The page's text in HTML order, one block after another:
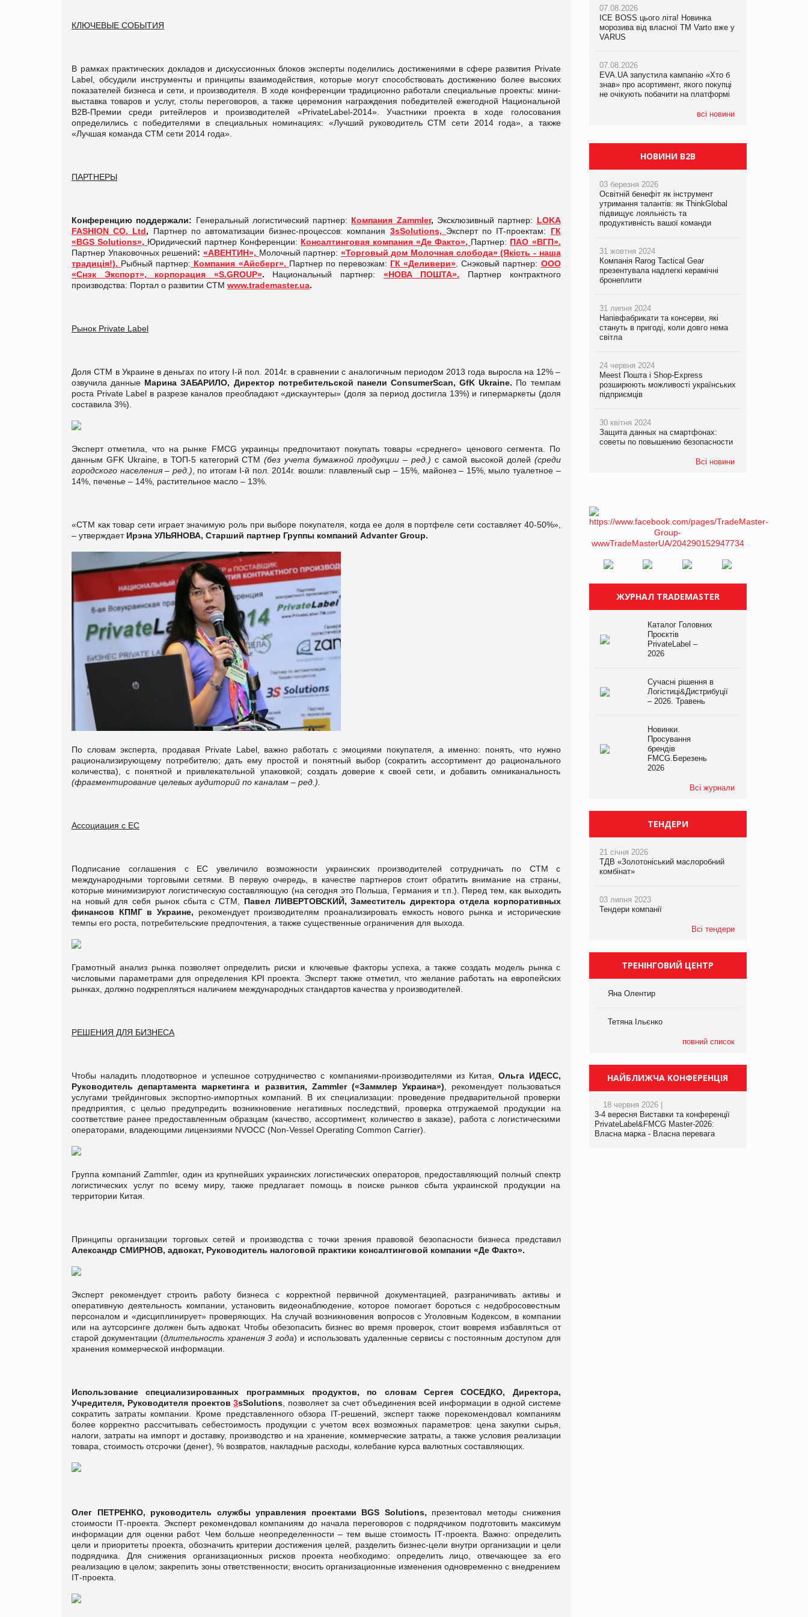
КЛЮЧЕВЫЕ СОБЫТИЯ
В рамках практических докладов и дискуссионных блоков эксперты поделились достижениями в сфере развития Private
Label, обсудили инструменты и принципы взаимодействия, которые могут способствовать достижению более высоких
показателей бизнеса и сети, и производителя. В ходе конференции традиционно работали специальные проекты: мини-
выставка товаров и услуг, столы переговоров, а также церемония награждения победителей ежегодной Национальной
В2В-Премии среди ритейлеров и производителей «PrivateLabel-2014». Участники проекта в ходе голосования
определились с победителями в специальных номинациях: «Лучший руководитель СТМ сети 2014 года», а также
«Лучшая команда СТМ сети 2014 года».
ПАРТНЕРЫ
Конференцию поддержали: Генеральный логистический партнер: Компания Zammler, Эксклюзивный партнер: LOKA
FASHION CO. Ltd, Партнер по автоматизации бизнес-процессов: компания 3sSolutions, Эксперт по IT-проектам: ГК
«BGS Solutions», Юридический партнер Конференции: Консалтинговая компания «Де Факто», Партнер: ПАО «ВГП».
Партнер Упаковочных решений: «АВЕНТИН», Молочный партнер: «Торговый дом Молочная слобода» (Якість - наша
традиція!). Рыбный партнер: Компания «Айсберг». Партнер по перевозкам: ГК «Деливери» . Снэковый партнер: ООО
«Снэк Экспорт», корпорация «S.GROUP». Национальный партнер: «НОВА ПОШТА». Партнер контрактного
производства: Портал о развитии СТМ www.trademaster.ua.
Рынок Private Label
Доля СТМ в Украине в деньгах по итогу I-й пол. 2014г. в сравнении с аналогичным периодом 2013 года выросла на 12% –
озвучила данные Марина ЗАБАРИЛО, Директор потребительской панели ConsumerScan, GfK Ukraine. По темпам
роста Private Label в разрезе каналов преобладают «дискаунтеры» (доля за период достигла 13%) и гипермаркеты (доля
составила 3%).
Эксперт отметила, что на рынке FMCG украинцы предпочитают покупать товары «среднего» ценового сегмента. По
данным GFK Ukraine, в ТОП-5 категорий СТМ(без учета бумажной продукции – ред.) с самой высокой долей (среди
городского населения – ред.) , по итогам I-й пол. 2014г. вошли: плавленый сыр – 15%, майонез – 15%, мыло туалетное –
14%, печенье – 14%, растительное масло – 13%.
«СТМ как товар сети играет значимую роль при выборе покупателя, когда ее доля в портфеле сети составляет 40-50%»,
– утверждает Ирэна УЛЬЯНОВА, Старший партнер Группы компаний Advanter Group.
По словам эксперта, продавая Private Label, важно работать с эмоциями покупателя, а именно: понять, что нужно
рационализирующему потребителю; дать ему простой и понятный выбор (сократить ассортимент до рационального
количества), с понятной и привлекательной упаковкой; создать доверие к своей сети, и добавить омниканальность
(фрагментирование целевых аудиторий по каналам – ред.).
Ассоциация с ЕС
Подписание соглашения с ЕС увеличило возможности украинских производителей сотрудничать по СТМ с
международными торговыми сетями. В первую очередь, в качестве партнеров стоит обратить внимание на страны,
которые минимизируют логистическую составляющую (на сегодня это Польша, Германия и т.п.). Перед тем, как выходить
на новый для себя рынок сбыта с СТМ, Павел ЛИВЕРТОВСКИЙ, Заместитель директора отдела корпоративных
финансов КПМГ в Украине, рекомендует производителям проанализировать емкость нового рынка и исторические
темпы его роста, потребительские предпочтения, а также существенные ограничения для выхода.
Грамотный анализ рынка позволяет определить риски и ключевые факторы успеха, а также создать модель рынка с
числовыми параметрами для определения KPI проекта. Эксперт также отметил, что желание работать на европейских
рынках, должно подкрепляться наличием международных стандартов качества у производителей.
РЕШЕНИЯ ДЛЯ БИЗНЕСА
Чтобы наладить плодотворное и успешное сотрудничество с компаниями-производителями из Китая,Ольга ИДЕСС,
Руководитель департамента маркетинга и развития, Zammler («Заммлер Украина») , рекомендует пользоваться
услугами трейдинговых экспортно-импортных компаний. В их специализации: проведение предварительной проверки
предприятия, с целью предупредить возникновение негативных последствий, проверка отгружаемой продукции на
соответствие ранее предоставленным образцам (качество, ассортимент, количество в заказе), работа с логистическими
операторами, владеющими лицензиями NVOCC (Non-Vessel Operating Common Carrier).
Группа компаний Zammler, один из крупнейших украинских логистических операторов, предоставляющий полный спектр
логистических услуг по всему миру, также предлагает помощь в поиске рынков сбыта украинской продукции на
территории Китая.
Принципы организации торговых сетей и производства с точки зрения правовой безопасности бизнеса представил
Александр СМИРНОВ, адвокат, Руководитель налоговой практики консалтинговой компании «Де Факто».
Эксперт рекомендует строить работу бизнеса с корректной первичной документацией, разграничивать активы и
оперативную деятельность компании, установить видеонаблюдение, которое помогает бороться с недобросовестным
персоналом и «дисциплинирует» проверяющих. На случай возникновения вопросов с Уголовным Кодексом, в компании
или на аутсорсинге должен быть адвокат. Чтобы обезопасить бизнес во время проверок, стоит вовремя избавляться от
старой документации (длительность хранения 3 года) и использовать удаленные сервисы с постоянным доступом для
хранения коммерческой информации.
Использование специализированных программных продуктов, по словам Сергея СОСЕДКО, Директора,
Учредителя, Руководителя проектов 3sSolutions , позволяет за счет объединения всей информации в одной системе
сократить затраты компании. Кроме представленного обзора IT-решений, эксперт также порекомендовал компаниям
более корректно рассчитывать себестоимость продукции с учетом всех возможных параметров: цена закупки сырья,
налоги, затраты на импорт и доставку, производство и на хранение, коммерческие затраты, а также условия реализации
товара, стоимость отсрочки (денег), % возвратов, накладные расходы, колебание курса валютных составляющих.
Олег ПЕТРЕНКО, руководитель службы управления проектами BGS Solutions, презентовал методы снижения
стоимости IТ-проекта. Эксперт рекомендовал компаниям до начала переговоров с подрядчиком подготовить максимум
информации для оценки работ. Чем больше неопределенности – тем выше стоимость IТ-проекта. Важно: определить
цели и приоритеты проекта, обозначить критерии достижения целей, разделить бизнес-цели внутри организации и цели
подрядчика. Для снижения организационных рисков проекта необходимо: определить лицо, отвечающее за его
реализацию в целом; закрепить зоны ответственности; вносить организационные изменения одновременно с внедрением
IТ-проекта.
07.08.2026
ICE BOSS цього літа! Новинка
морозива від власної ТМ Varto вже у
VARUS
07.08.2026
EVA.UA запустила кампанію «Хто б
знав» про асортимент, якого покупці
не очікують побачити на платформі
всі новини
06.08.2026
Смачна новинка для хвостатих: у
VARUS з’явилися паучі Varto Paw
05.08.2026
Мережа супермаркетів VARUS купує
мережу магазинів формату
компанія налічуватиме 374 магазини
07.08.2026
Франція заборонила рекламні дзвінки
НОВИНИ B2B
03 березня 2026
Освітній бенефіт як інструмент
утримання талантів: як ThinkGlobal
підвищує лояльність та
продуктивність вашої команди
31 жовтня 2024
Компанія Rarog Tactical Gear
презентувала надлегкі керамічні
бронеплити
31 липня 2024
Напівфабрикати та консерви, які
стануть в пригоді, коли довго нема
світла
24 червня 2024
Meest Пошта і Shop-Express
розширюють можливості українських
підприємців
30 квітня 2024
Защита данных на смартфонах:
советы по повышению безопасности
Всі новини
ЖУРНАЛ TRADEMASTER
Каталог Головних
Проєктів
PrivateLabel –
2026
Сучасні рішення в
Логістиці&Дистрибуції
– 2026. Травень
Новинки.
Просування
брендів
FMCG.Березень
2026
Всі журнали
ТЕНДЕРИ
21 січня 2026
ТДВ «Золотоніський маслоробний
комбінат»
03 липня 2023
Тендери компанії
Всі тендери
ТРЕНІНГОВИЙ ЦЕНТР
Яна Олентир
Тетяна Ільєнко
повний список
НАЙБЛИЖЧА КОНФЕРЕНЦІЯ
18 червня 2026 |
3-4 вересня Виставки та конференції
PrivateLabel&FMCG Master-2026:
Власна марка - Власна перевага